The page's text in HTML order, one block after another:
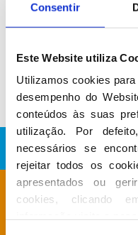
Consentir
Este Website utiliza
Utilizamos cookies
desempenho do
conteúdos às suas
utilização. Por
necessários se
rejeitar todos os
apresentados ou
cookies, clicando
Conheça a
Ferreira
Está à procura